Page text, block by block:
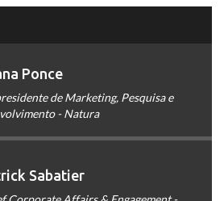
Ponce
de Marketing, Pesquisa e
- Natura
Sabatier